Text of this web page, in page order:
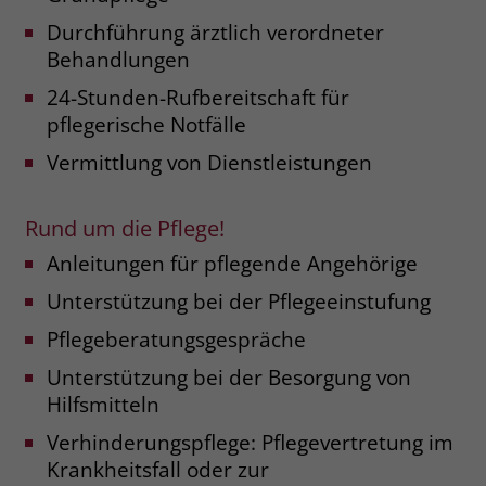
Durchführung ärztlich verordneter
Behandlungen
24-Stunden-Rufbereitschaft für
pflegerische Notfälle
Vermittlung von Dienstleistungen
Rund um die Pflege!
Anleitungen für pflegende Angehörige
Unterstützung bei der Pflegeeinstufung
Pflegeberatungsgespräche
Unterstützung bei der Besorgung von
Hilfsmitteln
Verhinderungspflege: Pflegevertretung im
Krankheitsfall oder zur
Name __cf_bm
Laufzeit 30 Minuten
This cookie, set by Cloudflare, is used to
Name JSessionID
Anbieter jobs.stiftung-liebenau.de
Zweck
Behält die Zustände des Benutzers bei
allen Seitenanfragen bei.
Name _gcl_au
Anbieter Google Ads
Laufzeit
Name _gcl_aw
Anbieter Google Ads
Laufzeit 90 Tage
Dieses Cookie wird gesetzt, wenn ein
Werbeanzeige auf die Website gelangt.
Es enthält Informationen darüber,